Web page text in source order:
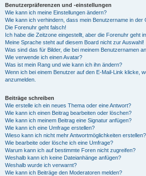
Benutzerpräferenzen und -einstellungen
Wie kann ich meine Einstellungen ändern?
Wie kann ich verhindern, dass mein Benutzername in der
Die Forenuhr geht falsch!
Ich habe die Zeitzone eingestellt, aber die Forenuhr geht
Meine Sprache steht auf diesem Board nicht zur Auswahl!
Was sind das für Bilder, die bei meinem Benutzernamen
Wie verwende ich einen Avatar?
Was ist mein Rang und wie kann ich ihn ändern?
Wenn ich bei einem Benutzer auf den E-Mail-Link klicke,
anzumelden.
Beiträge schreiben
Wie erstelle ich ein neues Thema oder eine Antwort?
Wie kann ich einen Beitrag bearbeiten oder löschen?
Wie kann ich meinem Beitrag eine Signatur anfügen?
Wie kann ich eine Umfrage erstellen?
Wieso kann ich nicht mehr Antwortmöglichkeiten erstellen?
Wie bearbeite oder lösche ich eine Umfrage?
Warum kann ich auf bestimmte Foren nicht zugreifen?
Weshalb kann ich keine Dateianhänge anfügen?
Weshalb wurde ich verwarnt?
Wie kann ich Beiträge den Moderatoren melden?